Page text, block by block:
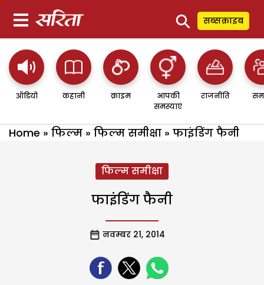
⚲ सब्सक्राइब
ऑडियो कहानी क्राइम
आपकी
समस्याएं
राजनीति
Home » फिल्म » फिल्म समीक्षा » फाइंडिंग फैनी
फिल्म समीक्षा
फाइंडिंग फैनी
नवम्बर 21, 2014